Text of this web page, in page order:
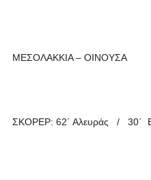
ΜΕΣΟΛΑΚΚΙΑ –
ΣΚΟΡΕΡ: 62΄ Αλευράς / 30΄